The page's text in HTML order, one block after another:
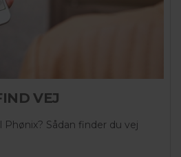
VEJ
Sådan finder du vej